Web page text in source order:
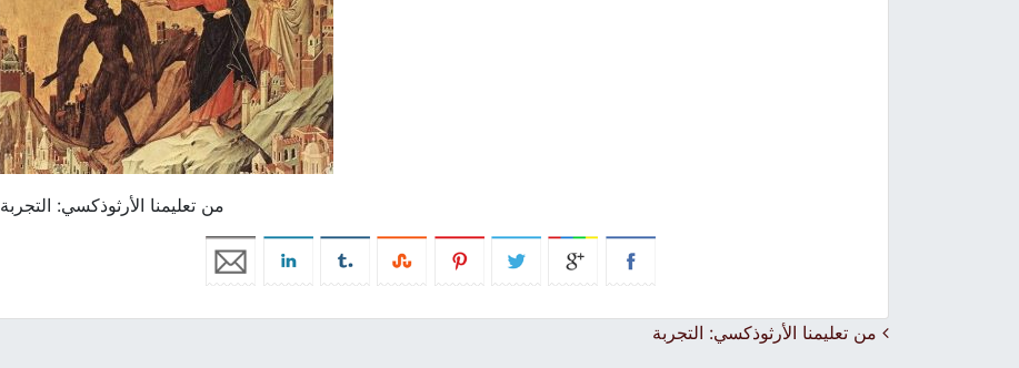
من تعليمنا الأرثوذكسي: التجربة
Post navigation
من تعليمنا الأرثوذكسي: التجربة